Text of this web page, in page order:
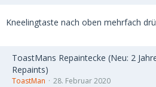
Kneelingtaste nach oben mehrfach
ToastMans Repaintecke (Neu: 2
Repaints)
ToastMan 28. Februar 2020